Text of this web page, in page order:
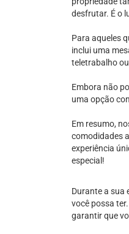
desfrutar. É o
Para aqueles
inclui uma
teletrabalho
Embora não
uma opção
Em resumo,
comodidades
experiência
especial!
Durante a sua
você possa
garantir que